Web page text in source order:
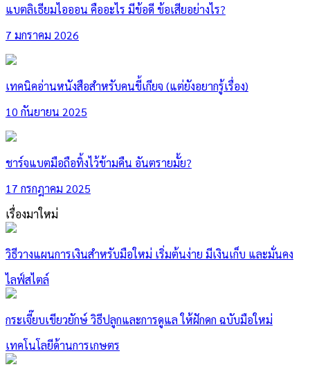
แบตลิเธียมไอออน คืออะไร มีข้อดี ข้อเสียอย่างไร?
7 มกราคม 2026
เทคนิคอ่านหนังสือสำหรับคนขี้เกียจ (แต่ยังอยากรู้เรื่อง)
10 กันยายน 2025
ชาร์จแบตมือถือทิ้งไว้ข้ามคืน อันตรายมั้ย?
17 กรกฎาคม 2025
เรื่องมาใหม่
วิธีวางแผนการเงินสำหรับมือใหม่ เริ่มต้นง่าย มีเงินเก็บ และมั่นคง
ไลฟ์สไตล์
กระเจี๊ยบเขียวยักษ์ วิธีปลูกและการดูแล ให้ฝักดก ฉบับมือใหม่
เทคโนโลยีด้านการเกษตร